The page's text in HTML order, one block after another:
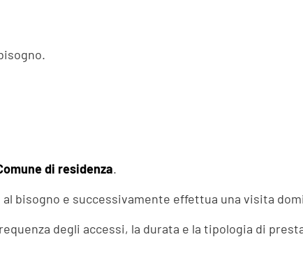
di residenza.
bisogno e successivamente effettua una visita
degli accessi, la durata e la tipologia di